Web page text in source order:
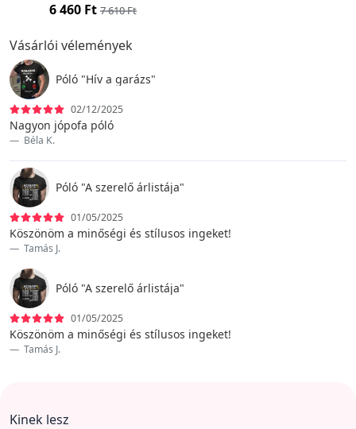
Vásárlói vélemények
Póló "Hív a garázs"
02/12/2025
Nagyon jópofa póló
Béla K.
Póló "A szerelő árlistája"
01/05/2025
Köszönöm a minőségi és stílusos ingeket!
Tamás J.
Póló "A szerelő árlistája"
01/05/2025
Köszönöm a minőségi és stílusos ingeket!
Tamás J.
6 460 Ft 7 610 Ft
Kinek lesz